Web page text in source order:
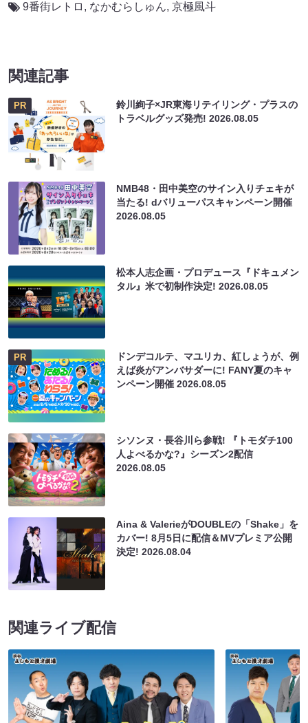
9番街レトロ , なかむらしゅん, 京極風斗
関連記事
PR
鈴川絢子×JR東海リテイリング・プラスの
トラベルグッズ発売!2026.08.05
NMB48・田中美空のサイン入りチェキが
当たる! dバリューパスキャンペーン開催
2026.08.05
松本人志企画・プロデュース『ドキュメン
タル』米で初制作決定!2026.08.05
PR
ドンデコルテ、マユリカ、紅しょうが、例
えば炎がアンバサダーに! FANY夏のキャ
ンペーン開催2026.08.05
シソンヌ・長谷川ら参戦! 『トモダチ100
人よべるかな?』シーズン2配信
2026.08.05
Aina & ValerieがDOUBLEの「Shake」を
カバー! 8月5日に配信＆MVプレミア公開
決定!2026.08.04
関連ライブ配信